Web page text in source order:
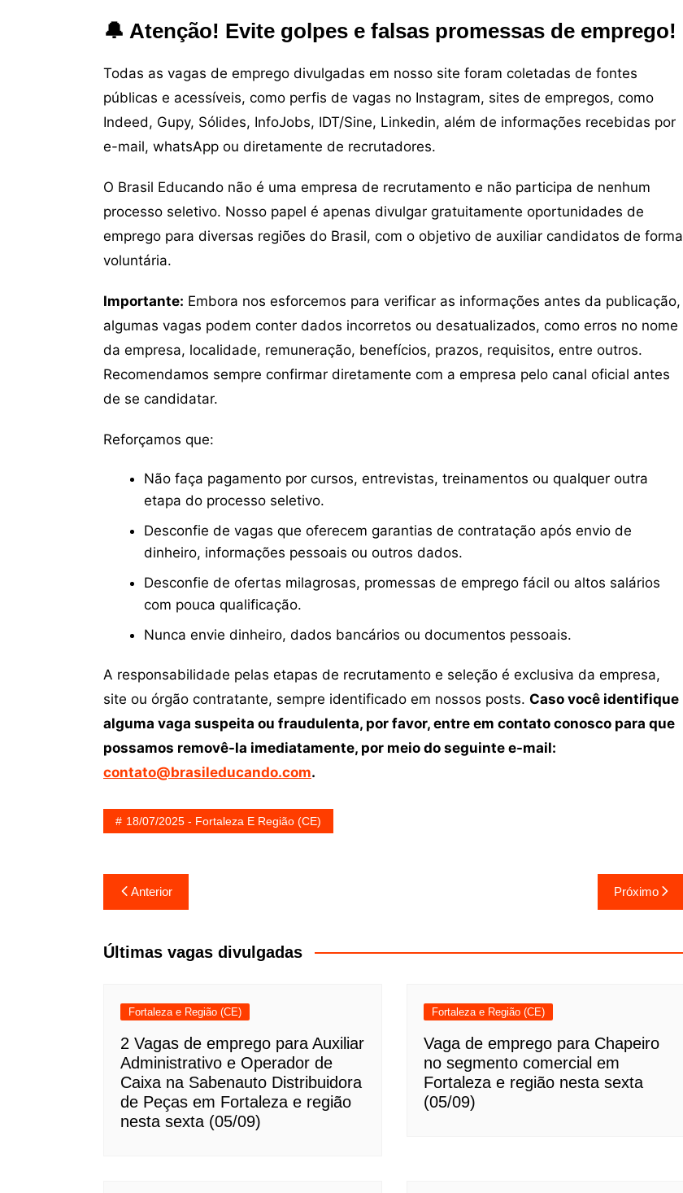
🔔 Atenção! Evite golpes e falsas promessas de emprego!
Todas as vagas de emprego divulgadas em nosso site foram coletadas de fontes
públicas e acessíveis, como perfis de vagas no Instagram, sites de empregos, como
Indeed, Gupy, Sólides, InfoJobs, IDT/Sine, Linkedin, além de informações recebidas por
e-mail, whatsApp ou diretamente de recrutadores.
O Brasil Educando não é uma empresa de recrutamento e não participa de nenhum
processo seletivo. Nosso papel é apenas divulgar gratuitamente oportunidades de
emprego para diversas regiões do Brasil, com o objetivo de auxiliar candidatos de forma
voluntária.
Importante: Embora nos esforcemos para verificar as informações antes da publicação,
algumas vagas podem conter dados incorretos ou desatualizados, como erros no nome
da empresa, localidade, remuneração, benefícios, prazos, requisitos, entre outros.
Recomendamos sempre confirmar diretamente com a empresa pelo canal oficial antes
de se candidatar.
Reforçamos que:
Não faça pagamento por cursos, entrevistas, treinamentos ou qualquer outra
etapa do processo seletivo.
Desconfie de vagas que oferecem garantias de contratação após envio de
dinheiro, informações pessoais ou outros dados.
Desconfie de ofertas milagrosas, promessas de emprego fácil ou altos salários
com pouca qualificação.
Nunca envie dinheiro, dados bancários ou documentos pessoais.
A responsabilidade pelas etapas de recrutamento e seleção é exclusiva da empresa,
site ou órgão contratante, sempre identificado em nossos posts. Caso você identifique
alguma vaga suspeita ou fraudulenta, por favor, entre em contato conosco para que
possamos removê-la imediatamente, por meio do seguinte e-mail:
contato@brasileducando.com.
18/07/2025 - Fortaleza E Região (CE)
Navegação
de
Post
Anterior Próximo
Últimas vagas divulgadas
Fortaleza e Região (CE)
2 Vagas de emprego para Auxiliar
Administrativo e Operador de
Caixa na Sabenauto Distribuidora
de Peças em Fortaleza e região
nesta sexta (05/09)
Fortaleza e Região (CE)
Vaga de emprego para Chapeiro
no segmento comercial em
Fortaleza e região nesta sexta
(05/09)